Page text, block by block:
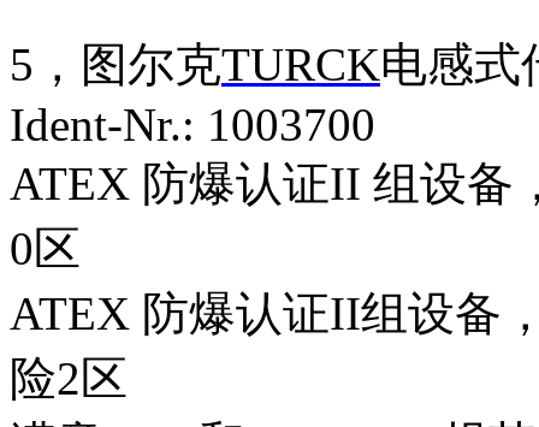
5，图尔克TURCK电感式
Ident-Nr.: 1003700
ATEX 防爆认证II 组设备
0区
ATEX 防爆认证II组设备
险2区